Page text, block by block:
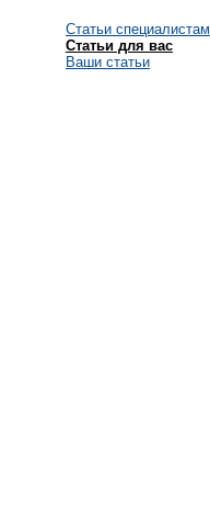
Статьи специалистам
Статьи для вас
Ваши статьи